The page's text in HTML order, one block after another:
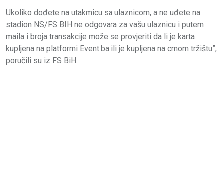
Ukoliko dođete na utakmicu sa ulaznicom, a ne uđete na
stadion NS/FS BIH ne odgovara za vašu ulaznicu i putem
maila i broja transakcije može se provjeriti da li je karta
kupljena na platformi Event.ba ili je kupljena na crnom tržištu”,
poručili su iz FS BiH.